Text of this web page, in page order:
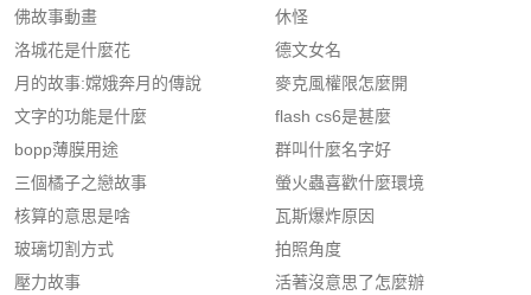
佛故事動畫
洛城花是什麼花
月的故事:嫦娥奔月的傳說
文字的功能是什麼
bopp薄膜用途
三個橘子之戀故事
核算的意思是啥
玻璃切割方式
壓力故事
休怪
德文女名
麥克風權限怎麼開
flash cs6是甚麼
群叫什麼名字好
螢火蟲喜歡什麼環境
瓦斯爆炸原因
拍照角度
活著沒意思了怎麼辦